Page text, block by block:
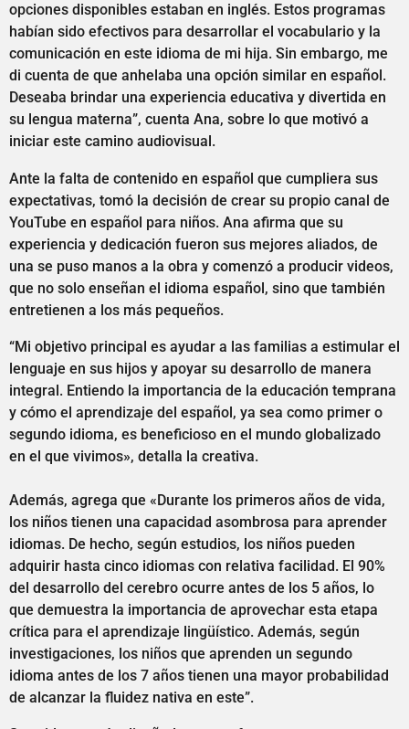
opciones disponibles estaban en inglés. Estos programas
habían sido efectivos para desarrollar el vocabulario y la
comunicación en este idioma de mi hija. Sin embargo, me
di cuenta de que anhelaba una opción similar en español.
Deseaba brindar una experiencia educativa y divertida en
su lengua materna”, cuenta Ana, sobre lo que motivó a
iniciar este camino audiovisual.
Ante la falta de contenido en español que cumpliera sus
expectativas, tomó la decisión de crear su propio canal de
YouTube en español para niños. Ana afirma que su
experiencia y dedicación fueron sus mejores aliados, de
una se puso manos a la obra y comenzó a producir videos,
que no solo enseñan el idioma español, sino que también
entretienen a los más pequeños.
“Mi objetivo principal es ayudar a las familias a estimular el
lenguaje en sus hijos y apoyar su desarrollo de manera
integral. Entiendo la importancia de la educación temprana
y cómo el aprendizaje del español, ya sea como primer o
segundo idioma, es beneficioso en el mundo globalizado
en el que vivimos», detalla la creativa.
Además, agrega que «Durante los primeros años de vida,
los niños tienen una capacidad asombrosa para aprender
idiomas. De hecho, según estudios, los niños pueden
adquirir hasta cinco idiomas con relativa facilidad. El 90%
del desarrollo del cerebro ocurre antes de los 5 años, lo
que demuestra la importancia de aprovechar esta etapa
crítica para el aprendizaje lingüístico. Además, según
investigaciones, los niños que aprenden un segundo
idioma antes de los 7 años tienen una mayor probabilidad
de alcanzar la fluidez nativa en este”.